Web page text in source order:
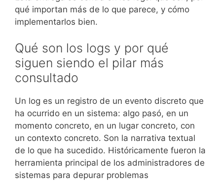
qué importan más de lo que parece, y cómo
implementarlos bien.
Qué son los logs y por qué
siguen siendo el pilar más
consultado
Un log es un registro de un evento discreto que
ha ocurrido en un sistema: algo pasó, en un
momento concreto, en un lugar concreto, con
un contexto concreto. Son la narrativa textual
de lo que ha sucedido. Históricamente fueron la
herramienta principal de los administradores de
sistemas para depurar problemas